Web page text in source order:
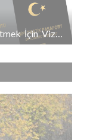
Üsküp Vize İstiyor Mu? Üsküp’e Gitmek İçin Vize Gerekli Mi?